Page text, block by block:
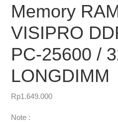
Memory
VISIPRO
PC-25600 /
LONGDIMM
Rp1.649.000
Note :